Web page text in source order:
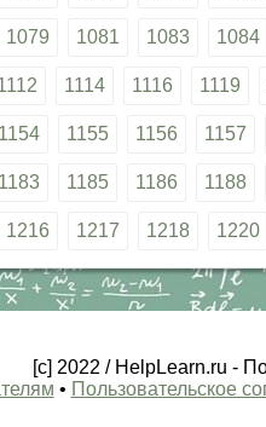
1079 1081 1083 1084
1114 1116 1119
1155 1156 1157
1185 1186 1188
1216 1217 1218 1220
[c] 2022 / HelpLearn.ru -
• Пользовательское